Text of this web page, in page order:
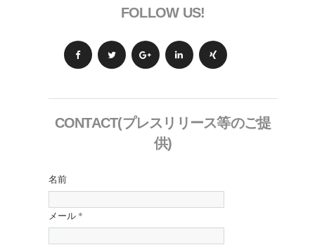
FOLLOW US!
CONTACT(プレスリリース等のご提
供)
名前
メール *